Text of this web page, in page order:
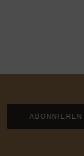
ABONNIEREN